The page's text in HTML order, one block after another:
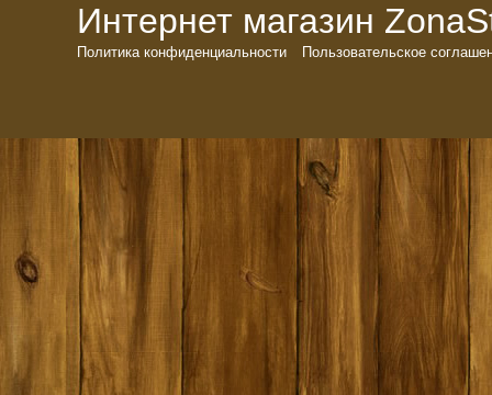
Интернет магазин
Политика конфиденциальности Пользовательское